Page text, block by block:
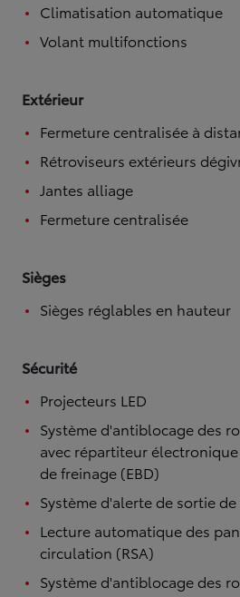
Climatisation automatique
Volant multifonctions
Extérieur
Fermeture centralisée à
Rétroviseurs extérieurs
Jantes alliage
Fermeture centralisée
Sièges
Sièges réglables en hauteur
Sécurité
Projecteurs LED
Système d'antiblocage des
avec répartiteur
de freinage (EBD)
Système d'alerte de sortie
Lecture automatique des
circulation (RSA)
Système d'antiblocage des